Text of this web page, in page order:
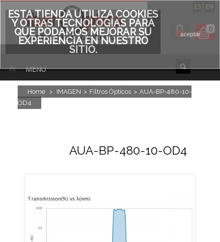
ES EN
0
MENU
Home > IMAGEN > Filtros Ópticos > AUA-BP-480-10-
OD4
AUA-BP-480-10-OD4
ESTA TIENDA UTILIZA COOKIES
Y OTRAS TECNOLOGÍAS PARA
QUE PODAMOS MEJORAR SU
EXPERIENCIA EN NUESTRO
SITIO.
aceptar